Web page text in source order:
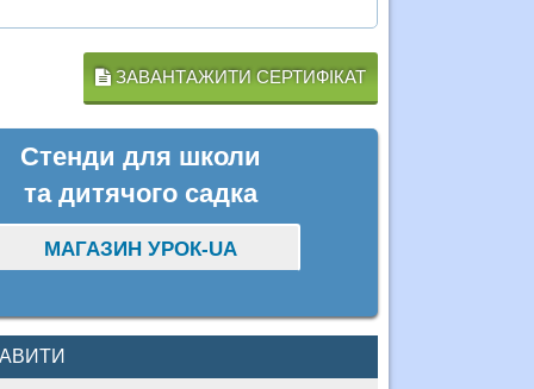
ЗАВАНТАЖИТИ СЕРТИФІКАТ
Стенди для школи
та дитячого садка
МАГАЗИН УРОК-UA